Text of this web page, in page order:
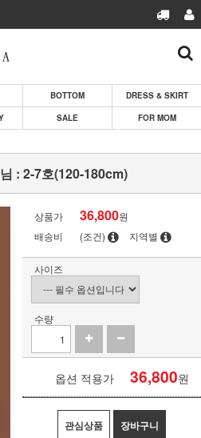
BOTTOM
DRESS & SKIRT
SALE FOR MOM
: 2-7호(120-180cm)
상품가 36,800원
배송비
(조건) 지역별
사이즈
수량
옵션 적용가 36,800원
관심상품 장바구니